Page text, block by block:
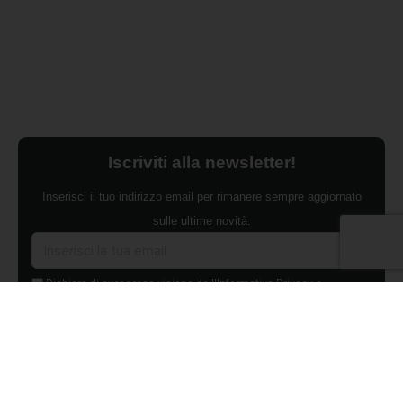
Iscriviti alla newsletter!
Inserisci il tuo indirizzo email per rimanere sempre aggiornato
sulle ultime novità.
Dichiaro di aver preso visione dell'Informativa Privacy e